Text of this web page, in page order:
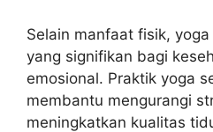
Selain manfaat fisik,
yang signifikan bagi
emosional. Praktik yoga
membantu mengurangi
meningkatkan kualitas